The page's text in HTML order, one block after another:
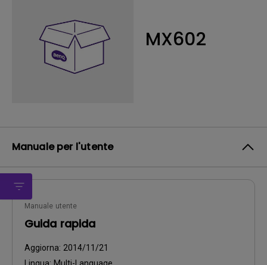
MX602
Manuale per l'utente
Manuale utente
Guida rapida
Aggiorna: 2014/11/21